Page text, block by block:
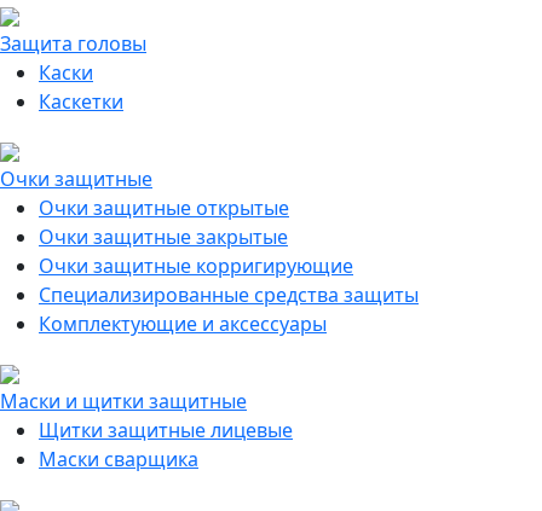
Защита головы
Каски
Каскетки
Очки защитные
Очки защитные открытые
Очки защитные закрытые
Очки защитные корригирующие
Специализированные средства защиты
Комплектующие и аксессуары
Маски и щитки защитные
Щитки защитные лицевые
Маски сварщика